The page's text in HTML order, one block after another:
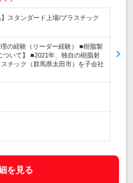
スタンダード上場/プラスチック
の経験（リーダー経験） ■樹脂製
ついて】 ■2021年、独自の樹脂射
チック（群馬県太田市）を子会社
を見る